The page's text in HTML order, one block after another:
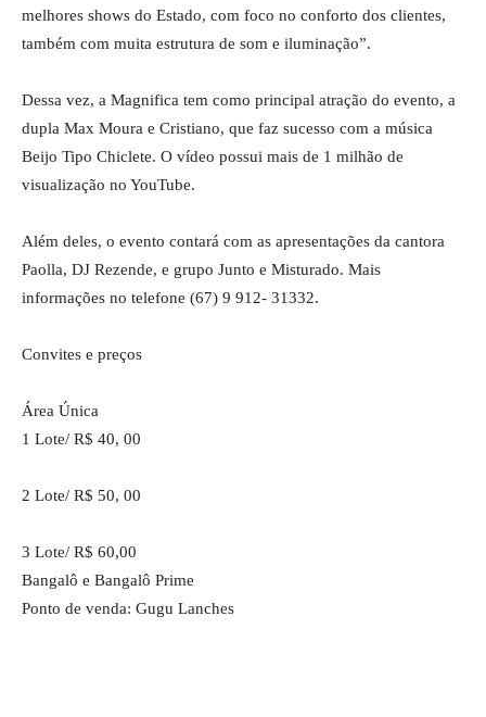
melhores shows do Estado, com foco no conforto dos clientes,
também com muita estrutura de som e iluminação”.
Dessa vez, a Magnifica tem como principal atração do evento, a
dupla Max Moura e Cristiano, que faz sucesso com a música
Beijo Tipo Chiclete. O vídeo possui mais de 1 milhão de
visualização no YouTube.
Além deles, o evento contará com as apresentações da cantora
Paolla, DJ Rezende, e grupo Junto e Misturado. Mais
informações no telefone (67) 9 912- 31332.
Convites e preços
Área Única
1 Lote/ R$ 40, 00
2 Lote/ R$ 50, 00
3 Lote/ R$ 60,00
Bangalô e Bangalô Prime
Ponto de venda: Gugu Lanches